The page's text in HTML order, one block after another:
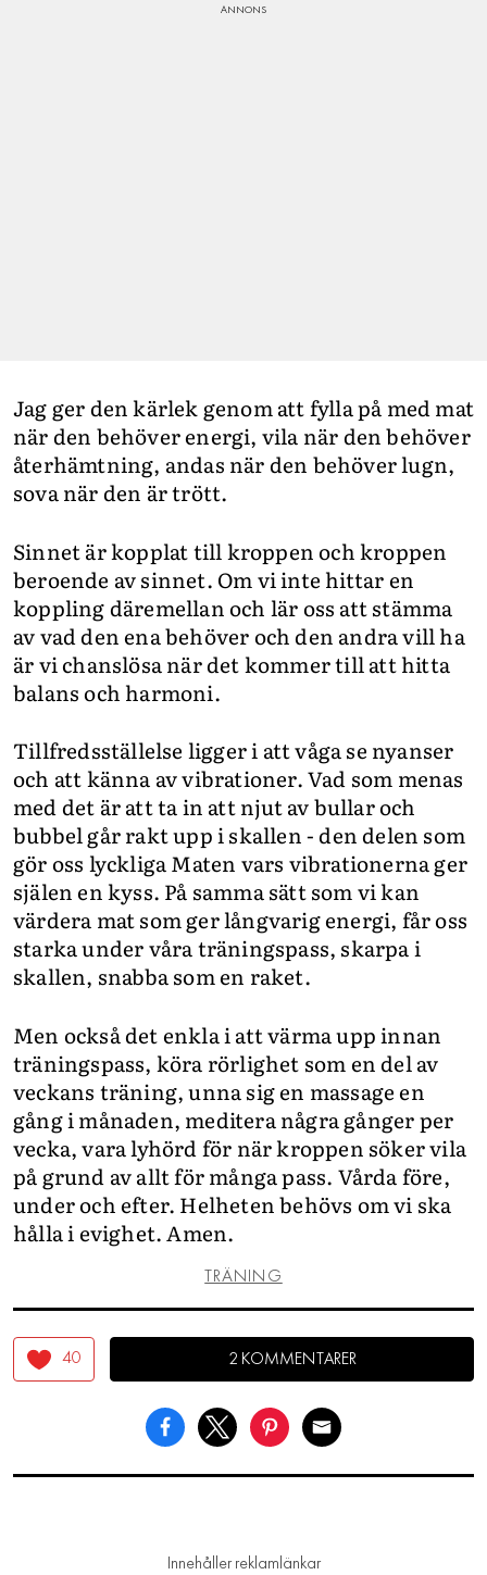
Jag ger den kärlek genom att fylla på med mat
när den behöver energi, vila när den behöver
återhämtning, andas när den behöver lugn,
sova när den är trött.
Sinnet är kopplat till kroppen och kroppen
beroende av sinnet. Om vi inte hittar en
koppling däremellan och lär oss att stämma
av vad den ena behöver och den andra vill ha
är vi chanslösa när det kommer till att hitta
balans och harmoni.
Tillfredsställelse ligger i att våga se nyanser
och att känna av vibrationer. Vad som menas
med det är att ta in att njut av bullar och
bubbel går rakt upp i skallen - den delen som
gör oss lyckliga Maten vars vibrationerna ger
själen en kyss. På samma sätt som vi kan
värdera mat som ger långvarig energi, får oss
starka under våra träningspass, skarpa i
skallen, snabba som en raket.
Men också det enkla i att värma upp innan
träningspass, köra rörlighet som en del av
veckans träning, unna sig en massage en
gång i månaden, meditera några gånger per
vecka, vara lyhörd för när kroppen söker vila
på grund av allt för många pass. Vårda före,
under och efter. Helheten behövs om vi ska
hålla i evighet. Amen.
TRÄNING
40 2 KOMMENTARER
Innehåller reklamlänkar